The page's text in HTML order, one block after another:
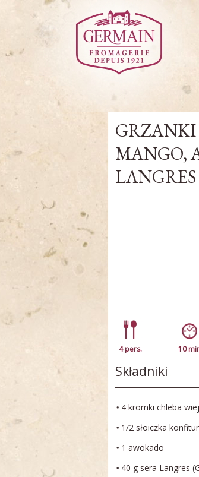
MANGO,
LANGRES
4 pers. 10
Składniki
4 kromki chleba
1/2 słoiczka
1 awokado
40 g sera Langres